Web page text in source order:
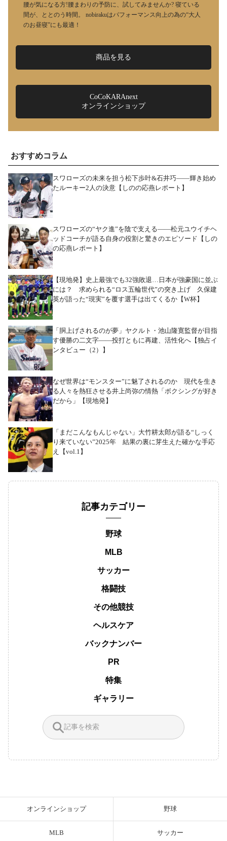
腰が気になる方!腰まわりの予防に、試してみませんか? 寝ている
間が、ととのう時間。 nobirakuはパフォーマンス向上の為の“大人
のお昼寝”にも最適！
商品を見る
CoCoKARAnext
オンラインショップ
おすすめコラム
スワローズの未来を担う松下歩叶&石井巧――輝き始め
たルーキー2人の決意【しのの応燕レポート】
スワローズの“ヤク進”を陰で支える――松元ユウイチヘ
ッドコーチが語る自身の役割と驚きのエピソード【しの
の応燕レポート】
【現地発】史上最強でも32強敗退…日本が強豪国に並ぶ
には？ 求められる“ロス五輪世代”の突き上げ 久保建
英が語った“現実”を覆す選手は出てくるか【W杯】
「胴上げされるのが夢」ヤクルト・池山隆寛監督が目指
す優勝の二文字――投打ともに再建、活性化へ【独占イ
ンタビュー（2）】
なぜ世界は“モンスター”に魅了されるのか 現代を生き
る人々を熱狂させる井上尚弥の情熱「ボクシングが好き
だから」【現地発】
「まだこんなもんじゃない」大竹耕太郎が語る“しっく
り来ていない”2025年 結果の裏に芽生えた確かな手応
え【vol.1】
記事カテゴリー
野球
MLB
サッカー
格闘技
その他競技
ヘルスケア
バックナンバー
PR
特集
ギャラリー
オンラインショップ 野球
MLB サッカー